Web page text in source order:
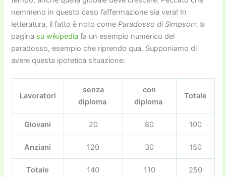
nemmeno in questo caso l’affermazione sia vera! In
letteratura, il fatto è noto comeParadosso di Simpson: la
pagina su wikipedia fa un esempio numerico del
paradosso, esempio che riprendo qua. Supponiamo di
avere questa ipotetica situazione:
Lavoratori
senza
diploma
con
diploma
Totale
Giovani 20 80 100
Anziani 120 30 150
Totale 140 110 250